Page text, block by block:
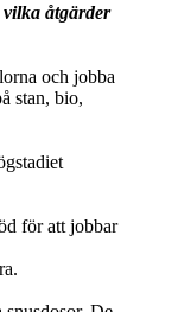
vilka åtgärder
och jobba
stan, bio,
för att jobbar